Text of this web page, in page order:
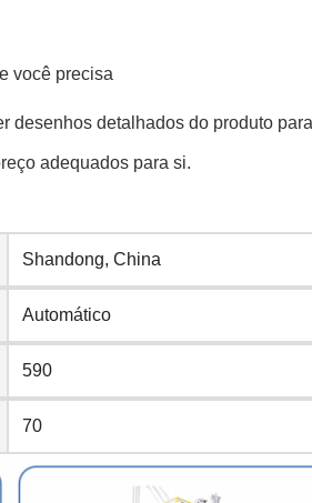
você precisa
desenhos detalhados do produto
adequados para si.
Shandong, China
Automático
590
70